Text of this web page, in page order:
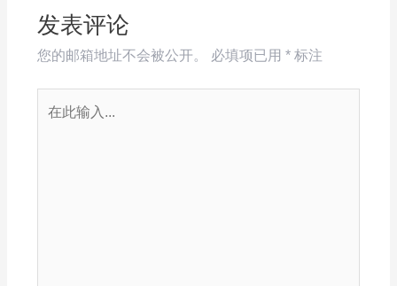
发表评论
您的邮箱地址不会被公开。 必填项已用 *标注